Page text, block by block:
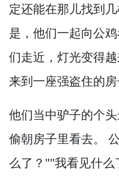
定还能在那儿找到
是， 他们一起向公鸡
们走近， 灯光变得越
来到一座强盗住的房
他们当中驴子的个头
偷朝房子里看去。
么了？ ""我看见什么